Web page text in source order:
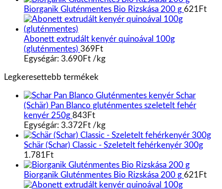
Biorganik Gluténmentes Bio Rizskása 200 g 621 Ft
Abonett extrudált kenyér quinoával 100g
(gluténmentes) 369 Ft
Egységár: 3.690Ft /kg
Legkeresettebb termékek
Schar
(Schär) Pan Blanco gluténmentes szeletelt fehér
kenyér 250g 843 Ft
Egységár: 3.372 Ft /kg
Schär (Schar) Classic - Szeletelt fehérkenyér 300g
1.781 Ft
Biorganik Gluténmentes Bio Rizskása 200 g 621 Ft